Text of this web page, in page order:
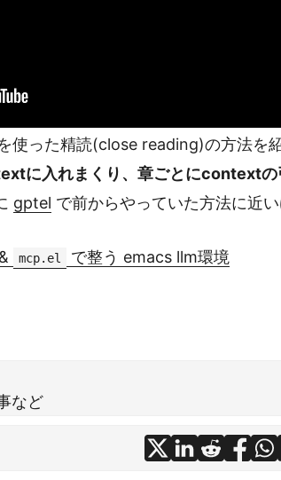
使った精読(close reading)の方法を
に入れまくり、章ごとにcontext
gptel で前からやっていた方法に近
& mcp.el で整う emacs llm環境
など